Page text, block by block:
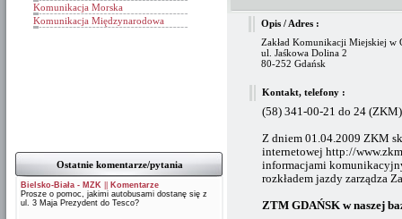
Komunikacja Morska
Komunikacja Międzynarodowa
Ostatnie komentarze/pytania
Bielsko-Biała - MZK
Komentarze
Prosze o pomoc, jakimi autobusami dostanę się z
ul. 3 Maja Prezydent do Tesco?
Opis / Adres :
Zakład Komunikacji Miejskiej w
ul. Jaśkowa Dolina 2
80-252 Gdańsk
Kontakt, telefony :
(58) 341-00-21 do 24 (ZKM)
Z dniem 01.04.2009 ZKM
internetowej http://
informacjami
rozkładem jazdy zarządza
ZTM GDAŃSK w naszej